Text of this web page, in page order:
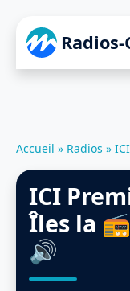
Accueil » Radios »
ICI
Îles la
🔊